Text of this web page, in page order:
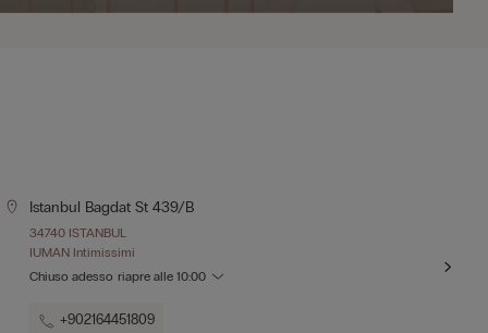
Istanbul Bagdat St 439/b
34740 ISTANBUL
IUMAN Intimissimi
Chiuso adesso riapre alle 10:00
+902164451809